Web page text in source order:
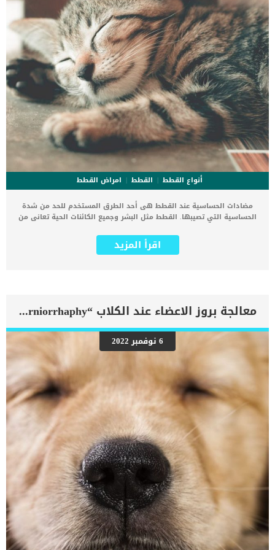
أنواع القطط القطط
امراض القطط
مضادات الحساسية عند القطط هى أحد الطرق المستخدم للحد من شدة
الحساسية التي تصيبها. القطط مثل البشر وجميع الكائنات الحية تعانى من
وطرق العلاج لا يوجد علاج واضح ومعترف به لعلاج حساسية القطط ولكن
يتم مواجهتها من خلال مضادات الحساسية بمساعدة جسم القطة على
باسم العلاج المناعي ويتم حصول القطة على مسببات الحساسية اما من
خلال وجبات الطعام او من خلال الحقن. اقرأ ايضا: هل تتوقع ان قطتك
لديها حساسية تجاه الكلاب؟ إجراءات العلاج المناعي المضاد للحساسية عند
القطط يحتاج تطبيق إجراءات مضادات الحساسية للقطط الى الزيارة
الدورية للعيادة البيطرية لمدة لا تقل عن ست مرات تقريبا. الحقن سيحتاج
الطبيب أولا إلى عمل مجموعة من تحاليل الدم الخاصة بالقطة بما في ذلك
تحليل حساسية الدم. من خلال تحديد مسببات الحساسية التي تعاني منها
القطة يبدأ العلاج. سيقوم الطبيب البيطرى بتجهيز الحقنة التي تحتوي
على مسببات الحساسية التي تعاني منها القطة. كما يقوم بحقنها الى
[…]
اقرأ المزيد
معالجة بروز الاعضاء عند الكلاب “herniorrhaphy”
6 نوفمبر 2022